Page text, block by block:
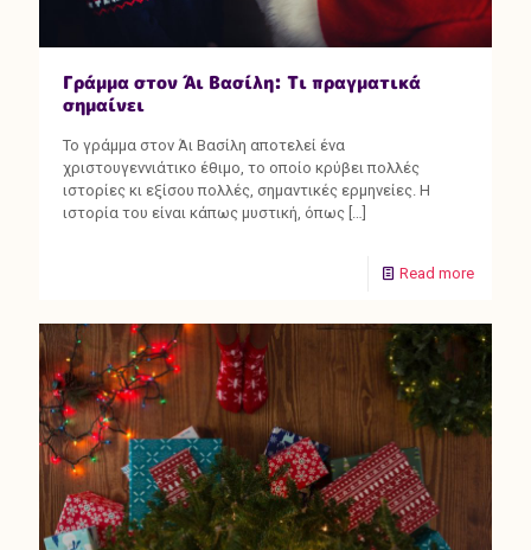
Γράμμα στον Άι Βασίλη: Τι πραγματικά
σημαίνει
Το γράμμα στον Άι Βασίλη αποτελεί ένα
χριστουγεννιάτικο έθιμο, το οποίο κρύβει πολλές
ιστορίες κι εξίσου πολλές, σημαντικές ερμηνείες. Η
ιστορία του είναι κάπως μυστική, όπως […]
Read more